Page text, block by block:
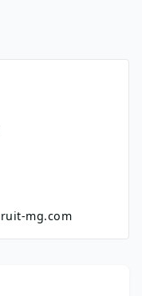
mg.com